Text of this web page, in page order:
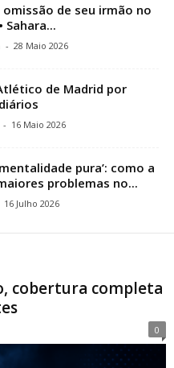
de seu irmão no
Sahara...
- 28 Maio 2026
de Madrid por
- 16 Maio 2026
pura’: como a
problemas no...
16 Julho 2026
cobertura completa
0